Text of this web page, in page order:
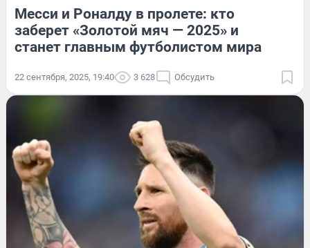
Месси и Роналду в пролете: кто
заберет «Золотой мяч — 2025» и
станет главным футболистом мира
22 сентября, 2025, 19:40 3 628 Обсудить